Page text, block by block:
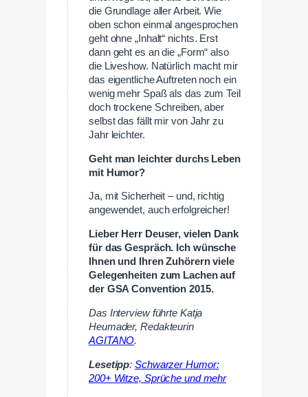
die Grundlage aller Arbeit. Wie
oben schon einmal angesprochen
geht ohne „Inhalt“ nichts. Erst
dann geht es an die „Form“ also
die Liveshow. Natürlich macht mir
das eigentliche Auftreten noch ein
wenig mehr Spaß als das zum Teil
doch trockene Schreiben, aber
selbst das fällt mir von Jahr zu
Jahr leichter.
Geht man leichter durchs Leben
mit Humor?
Ja, mit Sicherheit – und, richtig
angewendet, auch erfolgreicher!
Lieber Herr Deuser, vielen Dank
für das Gespräch. Ich wünsche
Ihnen und Ihren Zuhörern viele
Gelegenheiten zum Lachen auf
der GSA Convention 2015.
Das Interview führte Katja
Heumader, Redakteurin
AGITANO.
Lesetipp:Schwarzer Humor:
200+ Witze, Sprüche und mehr